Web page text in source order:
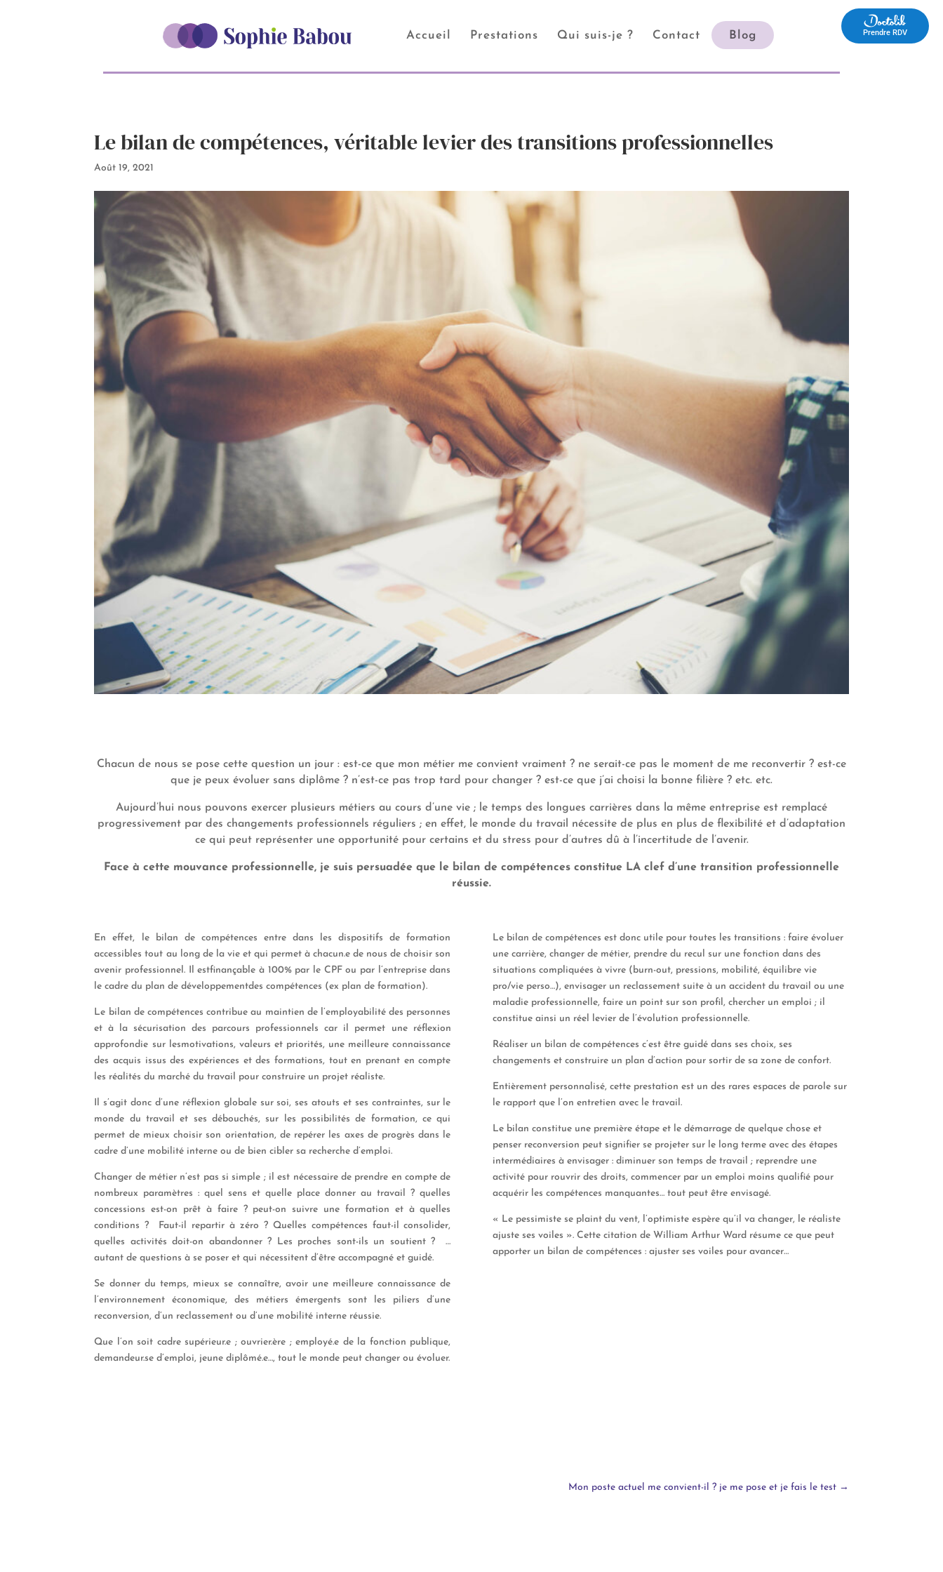
Accueil Prestations Qui suis-je ? Contact Blog Prendre RDV
Le bilan de compétences, véritable levier des transitions professionnelles
Août 19, 2021
Chacun de nous se pose cette question un jour : est-ce que mon métier me convient vraiment ? ne serait-ce pas le moment de me reconvertir ? est-ce
que je peux évoluer sans diplôme ? n’est-ce pas trop tard pour changer ? est-ce que j’ai choisi la bonne filière ? etc. etc.
Aujourd’hui nous pouvons exercer plusieurs métiers au cours d’une vie ; le temps des longues carrières dans la même entreprise est remplacé
progressivement par des changements professionnels réguliers ; en effet, le monde du travail nécessite de plus en plus de flexibilité et d’adaptation
ce qui peut représenter une opportunité pour certains et du stress pour d’autres dû à l’incertitude de l’avenir.
Face à cette mouvance professionnelle, je suis persuadée que le bilan de compétences constitue LA clef d’une transition professionnelle
réussie.
En effet, l e bilan de compétences entre dans les dispositifs de formation
accessibles tout au long de la vie et qui permet àchacun.e de nous de choisir son
avenir professionnel. Il estfinançable à 100% par le CPF ou par l’entreprise dans
le cadre d u plan dedéveloppementdes compétences (ex plan de formation).
Le bilan de compétences contribue au maintien de l’employabilitédes personnes
et à la sécurisation des parcours professionnel s car il permet une réflexion
approfondie sur lesmotivations, valeurs et priorités, une meilleure connaissance
des acquis issus des expériences et des formations, tout en prenant en compte
les réalités du marché du travail pour construire un projet réaliste.
Il s’agit donc d’uneréflexion globale sur soi, ses atouts et ses contraintes, sur le
monde du travailet ses débouchés, sur les possibilités de formation, cequi
permet de mieux choisir son orientation, de repérer les axes de progrès dans le
cadre d’une mobilité interne ou de bien cibler sa recherche d’emploi.
Changer de métier n’est pas si simple ; il est nécessaire de prendre en compte de
nombreux paramètres : quel sens et quelle place donner au travail ? quelles
concessions est-on prêt à faire ? peut-on suivre une formation et à quelles
conditions ? Faut-il repartir à zéro ? Quelles compétences faut-il consolider,
quelles activités doit-on abandonner ? Les proches sont-ils un soutient ? …
autant de questions à se poser et qui nécessitent d’être accompagné et guidé.
Se donner du temps, mieux se connaître, avoir une meilleure connaissance de
l’environnement économique, des métiers émergents sont les piliers d’une
reconversion, d’un reclassement ou d’une mobilité interne réussie.
Que l’on soit cadre supérieur.e ;ouvrier.ère ;employé.e de la fonction publique,
demandeur.se d’emploi, jeunediplômé.e…, tout le monde peut changer ou évoluer.
Le bilan de compétences est doncutile pour toutes les transitions : faire évoluer
unecarrière, changer de métier, prendre du recul sur une fonction dans des
situations compliquées à vivre (burn-out, pressions, mobilité, équilibre vie
pro/vie perso…), envisager un reclassement suite à un accident du travail ou une
maladie professionnelle, faire un point sur son profil , chercher un emploi ; il
constitue ainsi un réel levier de l’évolution professionnelle.
Réaliser un bilan de compétences c’est être guidédans ses choix, ses
changements et construire un plan d’action pour sortir de sa zone de confort.
Entièrement personnalisé, cette prestation est un des rares espaces de parole sur
le rapport que l’on entretien avec le travail .
Le bilan constitue unepremière étape et le démarrage de quelque chose et
penser reconversion peut signifier se projetersur le long termeavec des étapes
intermédiaires à envisager : diminuer son temps de travail ; reprendre une
activité pour rouvrir des droits, commencer par un emploi moins qualifiépour
acquérir es compétences manquantes… tout peut être envisagé.
« Le pessimiste se plaint du vent, l’optimiste espère qu’il va changer, le réaliste
ajuste ses voiles ». Cette citation deWilliam Arthur Ward résume ce que peut
apporter un bilan de compétences : ajuster ses voiles pour avancer…
Mon poste actuel me convient-il ? je me pose et je fais le test→